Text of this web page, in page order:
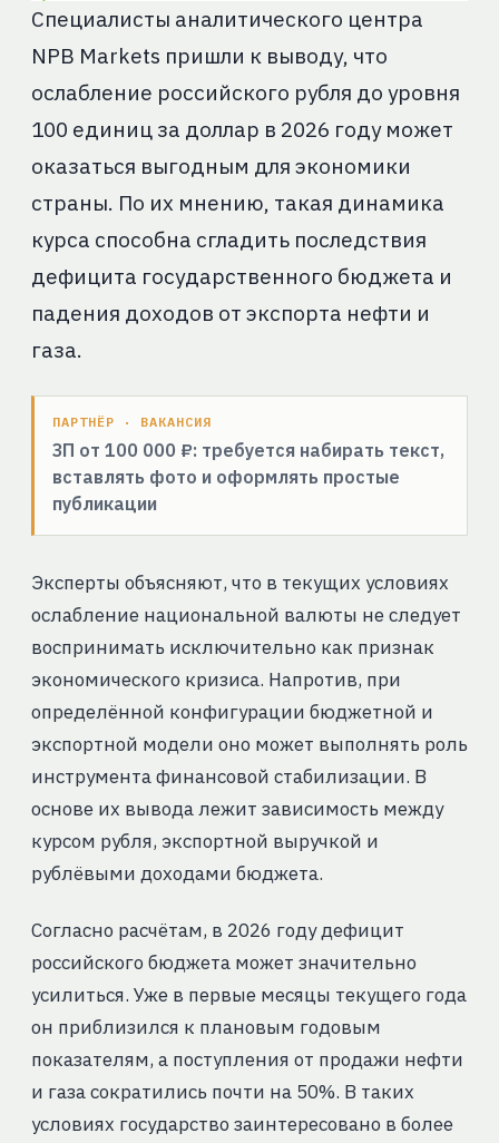
Специалисты аналитического центра
NPB Markets пришли к выводу, что
ослабление российского рубля до уровня
100 единиц за доллар в 2026 году может
оказаться выгодным для экономики
страны. По их мнению, такая динамика
курса способна сгладить последствия
дефицита государственного бюджета и
падения доходов от экспорта нефти и
газа.
ПАРТНЁР · ВАКАНСИЯ
ЗП от 100 000 ₽: требуется набирать текст,
вставлять фото и оформлять простые
публикации
Эксперты объясняют, что в текущих условиях
ослабление национальной валюты не следует
воспринимать исключительно как признак
экономического кризиса. Напротив, при
определённой конфигурации бюджетной и
экспортной модели оно может выполнять роль
инструмента финансовой стабилизации. В
основе их вывода лежит зависимость между
курсом рубля, экспортной выручкой и
рублёвыми доходами бюджета.
Согласно расчётам, в 2026 году дефицит
российского бюджета может значительно
усилиться. Уже в первые месяцы текущего года
он приблизился к плановым годовым
показателям, а поступления от продажи нефти
и газа сократились почти на 50%. В таких
условиях государство заинтересовано в более